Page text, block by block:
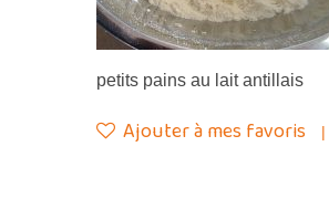
petits pains au lait antillais
Ajouter à mes favoris